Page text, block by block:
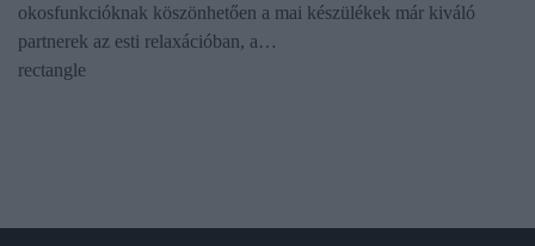
okosfunkcióknak köszönhetően a mai készülékek már kiváló
partnerek az esti relaxációban, a…
rectangle